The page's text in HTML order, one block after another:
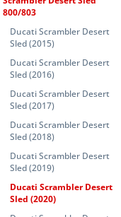
800/803
Ducati Scrambler Desert
Sled (2015)
Ducati Scrambler Desert
Sled (2016)
Ducati Scrambler Desert
Sled (2017)
Ducati Scrambler Desert
Sled (2018)
Ducati Scrambler Desert
Sled (2019)
Ducati Scrambler Desert
Sled (2020)